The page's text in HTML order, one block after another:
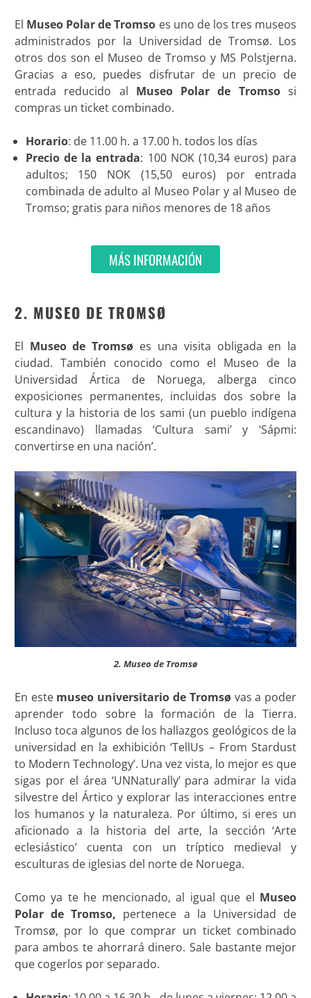
El Museo Polar de Tromso es uno de los tres museos
administrados por la Universidad de Tromsø. Los
otros dos son el Museo de Tromso y MS Polstjerna.
Gracias a eso, puedes disfrutar de un precio de
entrada reducido al Museo Polar de Tromsosi
compras un ticket combinado.
Horario: de 11.00 h. a 17.00 h. todos los días
Precio de la entrada: 100 NOK (10,34 euros) para
adultos; 150 NOK (15,50 euros) por entrada
combinada de adulto al Museo Polar y al Museo de
Tromso; gratis para niños menores de 18 años
MÁS INFORMACIÓN
2. MUSEO DE TROMSØ
El Museo de Tromsø es una visita obligada en la
ciudad. También conocido como el Museo de la
Universidad Ártica de Noruega, alberga cinco
exposiciones permanentes, incluidas dos sobre la
cultura y la historia de los sami (un pueblo indígena
escandinavo) llamadas ‘Cultura sami’ y ‘Sápmi:
convertirse en una nación’.
2. Museo de Tromsø
En este museo universitario de Tromsøvas a poder
aprender todo sobre la formación de la Tierra.
Incluso toca algunos de los hallazgos geológicos de la
universidad en la exhibición ‘TellUs – From Stardust
to Modern Technology’. Una vez vista, lo mejor es que
sigas por el área ‘UNNaturally’ para admirar la vida
silvestre del Ártico y explorar las interacciones entre
los humanos y la naturaleza. Por último, si eres un
aficionado a la historia del arte, la sección ‘Arte
eclesiástico’ cuenta con un tríptico medieval y
esculturas de iglesias del norte de Noruega.
Como ya te he mencionado, al igual que el Museo
Polar de Tromso, pertenece a la Universidad de
Tromsø, por lo que comprar un ticket combinado
para ambos te ahorrará dinero. Sale bastante mejor
que cogerlos por separado.